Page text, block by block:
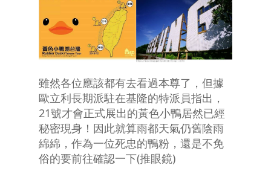
雖然各位應該都有去看過本尊了，但據
歐立利長期派駐在基隆的特派員指出，
21號才會正式展出的黃色小鴨居然已經
秘密現身！因此就算雨都天氣仍舊陰雨
綿綿，作為一位死忠的鴨粉，還是不免
俗的要前往確認一下(推眼鏡)